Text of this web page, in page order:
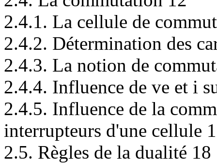
2.4.1. La cellule de
2.4.2. Détermination des
2.4.3. La notion de
2.4.4. Influence de ve et i
2.4.5. Influence de la
interrupteurs d'une cellule
2.5. Règles de la dualité 18